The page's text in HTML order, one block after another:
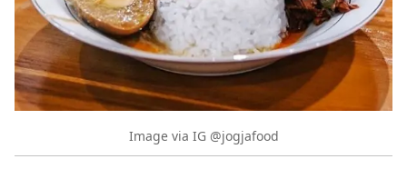
Image via IG @jogjafood